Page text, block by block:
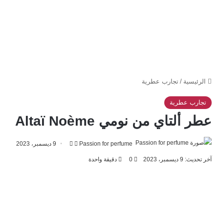
الرئيسية / تجارب عطرية
تجارب عطرية
عطر ألتاي من نومي Altaï Noème
Passion for perfume
تابع أرسل 9 ديسمبر، 2023
آخر تحديث: 9 ديسمبر، 2023 0 دقيقة واحدة